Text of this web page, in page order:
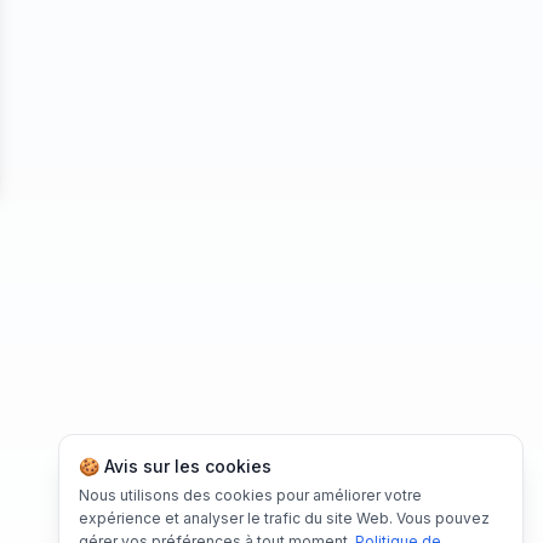
🍪 Avis sur les cookies
Nous utilisons des cookies pour améliorer votre
expérience et analyser le trafic du site Web. Vous pouvez